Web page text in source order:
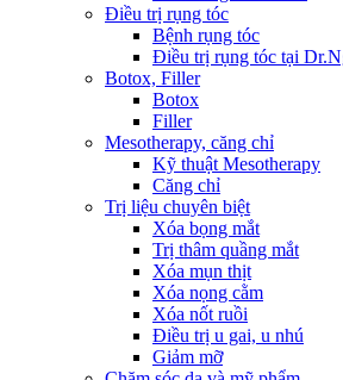
Điều trị rụng tóc
Bệnh rụng tóc
Điều trị rụng tóc tại
Botox, Filler
Botox
Filler
Mesotherapy, căng chỉ
Kỹ thuật Mesotherapy
Căng chỉ
Trị liệu chuyên biệt
Xóa bọng mắt
Trị thâm quầng mắt
Xóa mụn thịt
Xóa nọng cằm
Xóa nốt ruồi
Điều trị u gai, u nhú
Giảm mỡ